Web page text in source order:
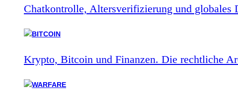
Chatkontrolle, Altersverifizierung und globales
Krypto, Bitcoin und Finanzen. Die rechtliche